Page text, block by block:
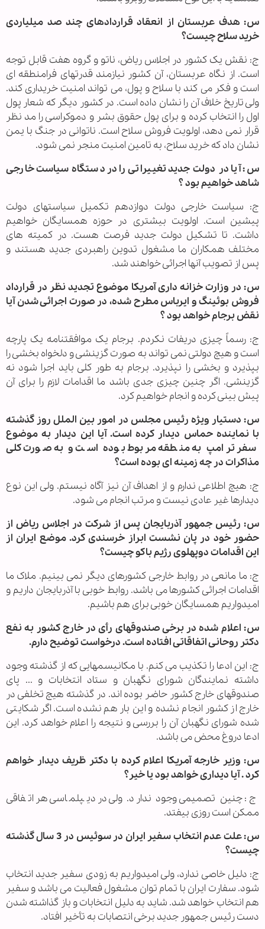
س: هدف عربستان از انعقاد قراردادهای چند صد میلیاردی
خرید سلاح چیست؟
ج: نقش یک کشور در اجلاس ریاض، ناتو و گروه هفت قابل توجه
است. از نگاه عربستان، آن کشور نیازمند قدرتهای فرامنطقه ای
است و فکر می کند با سلاح و پول، می تواند امنیت خریداری کند.
ولی تاریخ خلاف آن را نشان داده است. در کشور دیگر که شعار پول
اول را انتخاب کرده و برای پول حقوق بشر و دموکراسی را مد نظر
قرار نمی دهد، اولویت فروش سلاح است. ناتوانی در جنگ با یمن
نشان داد که خرید سلاح، به تامین امنیت منجر نمی شود.
س: آیا در دولت جدید تغییراتی را در دستگاه سیاست خارجی
شاهد خواهیم بود ؟
ج: سیاست خارجی دولت دوازدهم تکمیل سیاستهای دولت
پیشین است. اولویت بیشتری در حوزه همسایگان خواهیم
داشت. تا تشکیل دولت جدید فرصت هست. در کمیته های
مختلف همکاران ما مشغول تدوین راهبردی جدید هستند و
پس از تصویب آنها اجرائی خواهند شد.
س: در وزارت خزانه داری آمریکا موضوع تجدید نظر در قرارداد
فروش بوئینگ و ایرباس مطرح شده، در صورت اجرائی شدن آیا
نقض برجام خواهد بود ؟
ج: رسماً چیزی دریفات نکردم. برجام یک موافقتنامه یک پارچه
است و هیچ دولتی نمی تواند به صورت گزینشی و دلخواه بخشی را
بپذیرد و بخشی را نپذیرد. برجام به طور کلی باید اجرا شود نه
گزینشی. اگر چنین چیزی جدی باشد ما اقدامات لازم را برای آن
پیش بینی کرده و انجام خواهیم کرد.
س: دستیار ویژه رئیس مجلس در امور بین الملل روز گذشته
با نماینده حماس دیدار کرده است. آیا این دیدار به موضوع
سفر ترامپ به منطقه مربوط بوده است و به صورت کلی
مذاکرات در چه زمینه ای بوده است؟
ج: هیچ اطلاعی ندارم و از اهداف آن نیز آگاه نیستم. ولی این نوع
دیدارها غیر عادی نیست و مرتب انجام می شود.
س: رئیس جمهور آذربایجان پس از شرکت در اجلاس ریاض از
حضور خود در پان نشست ابراز خرسندی کرد. موضع ایران از
این اقدامات دوپهلوی رژیم باکو چیست؟
ج: ما مانعی در روابط خارجی کشورهای دیگر نمی بینیم. ملاک ما
اقدامات اجرائی کشورها می باشد. روابط خوبی با آذربایجان داریم و
امیدواریم همسایگان خوبی برای هم باشیم.
س: اعلام شده در برخی صندوقهای رأی در خارج کشور به نفع
دکتر روحانی اتفاقاتی افتاده است. درخواست توضیح دارم.
ج: این ادعا را تکذیب می کنم. با مکانیسمهایی که از گذشته وجود
داشته نمایندگان شورای نگهبان و ستاد انتخابات و ... پای
صندوقهای خارج کشور حاضر بوده اند. در گذشته هیچ تخلفی در
خارج از کشور انجام نشده و این بار هم نشده است. اگر شکایتی
شده شورای نگهبان آن را بررسی و نتیجه را اعلام خواهد کرد. این
ادعا دروغ محض می باشد.
س: وزیر خارجه آمریکا اعلام کرده با دکتر ظریف دیدار خواهم
کرد . آیا دیداری خواهد بود یا خیر؟
ج: چنین تصمیمی وجود ندارد. ولی در دیپلماسی هر اتفاقی
ممکن است روزی بیفتد.
س: علت عدم انتخاب سفیر ایران در سوئیس در 3 سال گذشته
چیست؟
ج: دلیل خاصی ندارد، ولی امیدواریم به زودی سفیر جدید انتخاب
شود. سفارت ایران با تمام توان مشغول فعالیت می باشد و سفیر
هم انتخاب خواهد شد. شاید به دلیل انتخابات و باز گذاشته شدن
دست رئیس جمهور جدید برخی انتصابات به تأخیر افتاد.